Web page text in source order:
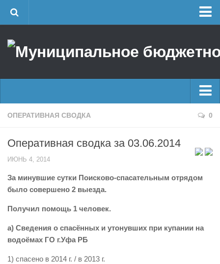
Об учреждении
Районные УГЗ
Поисково-спасательный отряд г. Уфы
Центр размещения пострадавших
Отчеты о реализации муниципальных программ
Виды деятельности
Главные новости
Оперативная сводка
ОПЕРАТИВНАЯ СВОДКА 0
Оперативная сводка за 03.06.2014
ИЮНЬ 4, 2014
За минувшие сутки Поисково-спасательным отрядом
было совершено 2 выезда.
Получил помощь 1 человек.
а) Сведения о спасённых и утонувших при купании на
водоёмах ГО г.Уфа РБ
1) спасено в 2014 г. / в 2013 г.